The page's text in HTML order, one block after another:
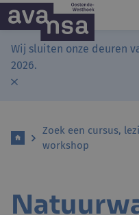
Wij sluiten onze deuren
2026.
Zoek een cursus,
workshop